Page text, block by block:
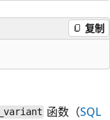
复制
函数（SQL